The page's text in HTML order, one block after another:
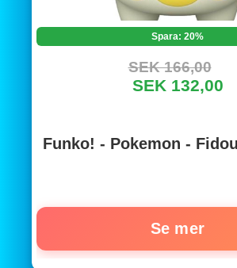
Spara: 20%
SEK 166,00
SEK 132,00
Funko! - Pokemon -
Se mer